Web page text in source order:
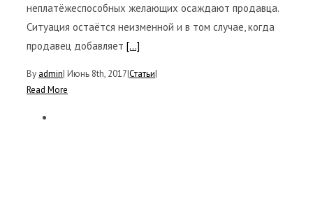
неплатёжеспособных желающих осаждают продавца.
Ситуация остаётся неизменной и в том случае, когда
продавец добавляет [...]
By admin| Июнь 8th, 2017|Статьи|
Read More